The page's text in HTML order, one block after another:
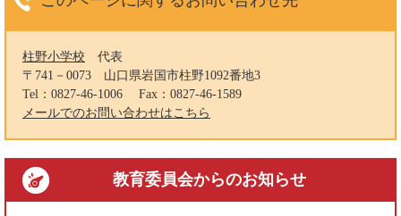
柱野小学校
代表
〒741－0073
山口県岩国市柱野1092番地3
Tel：0827-46-1006
Fax：0827-46-1589
メールでのお問い合わせはこちら
教育委員会からのお知らせ